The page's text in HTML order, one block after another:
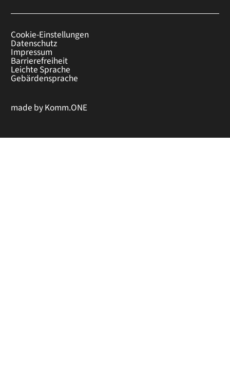
Cookie-Einstellungen
Datenschutz
Impressum
Barrierefreiheit
Leichte Sprache
Gebärdensprache
made byKomm.ONE